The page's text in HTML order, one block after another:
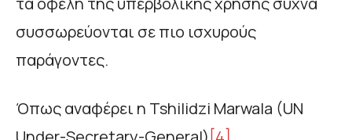
συσσωρεύονται σε πιο ισχυρούς
παράγοντες.
Όπως αναφέρει η Tshilidzi Marwala (UN